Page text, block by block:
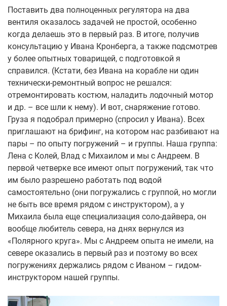
Поставить два полноценных регулятора на два
вентиля оказалось задачей не простой, особенно
когда делаешь это в первый раз. В итоге, получив
консультацию у Ивана Кронберга, а также подсмотрев
у более опытных товарищей, с подготовкой я
справился. (Кстати, без Ивана на корабле ни один
технически-ремонтный вопрос не решался:
отремонтировать костюм, наладить лодочный мотор
и др. – все шли к нему). И вот, снаряжение готово.
Груза я подобрал примерно (спросил у Ивана). Всех
приглашают на брифинг, на котором нас разбивают на
пары – по опыту погружений – и группы. Наша группа:
Лена с Колей, Влад с Михаилом и мы с Андреем. В
первой четверке все имеют опыт погружений, так что
им было разрешено работать под водой
самостоятельно (они погружались с группой, но могли
не быть все время рядом с инструктором), а у
Михаила была еще специализация соло-дайвера, он
вообще любитель севера, на днях вернулся из
«Полярного круга». Мы с Андреем опыта не имели, на
севере оказались в первый раз и поэтому во всех
погружениях держались рядом с Иваном – гидом-
инструктором нашей группы.